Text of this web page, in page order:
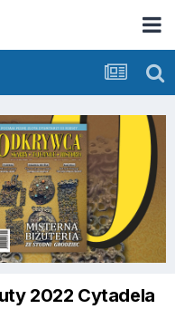
2022 Cytadela